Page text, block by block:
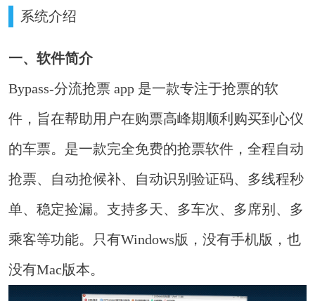
系统介绍
一、软件简介
Bypass-分流抢票 app 是一款专注于抢票的软
件，旨在帮助用户在购票高峰期顺利购买到心仪
的车票。是一款完全免费的抢票软件，全程自动
抢票、自动抢候补、自动识别验证码、多线程秒
单、稳定捡漏。支持多天、多车次、多席别、多
乘客等功能。只有Windows版，没有手机版，也
没有Mac版本。